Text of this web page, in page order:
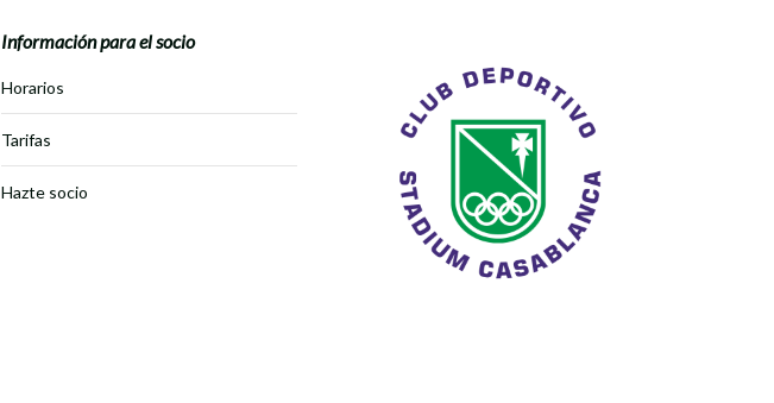
Información para el socio
Horarios
Tarifas
Hazte socio